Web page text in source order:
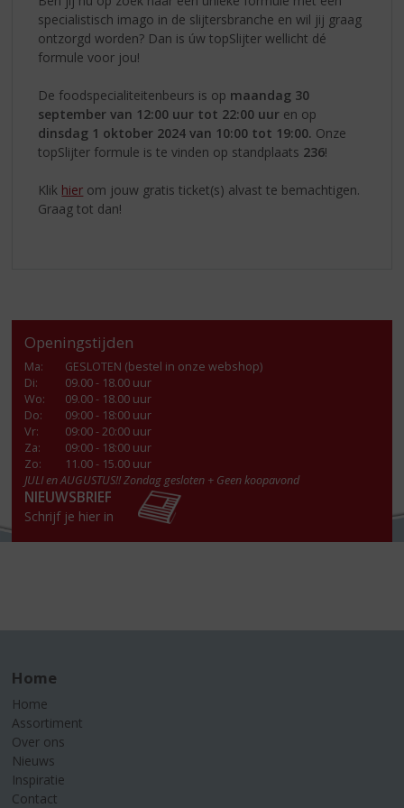
specialistisch imago in de slijtersbranche en wil jij graag
ontzorgd worden? Dan is úw topSlijter wellicht dé
formule voor jou!
De foodspecialiteitenbeurs is op maandag 30
september van 12:00 uur tot 22:00 uur en op
dinsdag 1 oktober 2024 van 10:00 tot 19:00. Onze
topSlijter formule is te vinden op standplaats 236!
Klik hier om jouw gratis ticket(s) alvast te bemachtigen.
Graag tot dan!
Openingstijden
Ma:
GESLOTEN (bestel in onze webshop)
Di:
09.00 - 18.00 uur
Wo:
09.00 - 18.00 uur
Do:
09:00 - 18:00 uur
Vr:
09:00 - 20:00 uur
Za:
09:00 - 18:00 uur
Zo:
11.00 - 15.00 uur
JULI en AUGUSTUS!! Zondag gesloten + Geen koopavond
NIEUWSBRIEF
Schrijf je hier in
Home
Home
Assortiment
Over ons
Nieuws
Inspiratie
Contact